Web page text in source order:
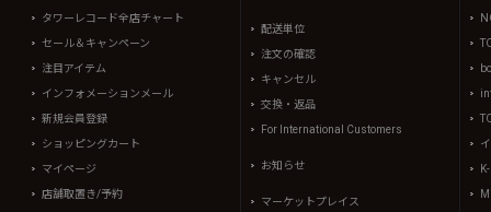
タワーレコード全店チャート
セール＆キャンペーン
注目アイテム
インフォメーションメール
新規会員登録
ショッピングカート
マイページ
店舗取置き/予約
配送単位
注文の確認
キャンセル
交換・返品
For International Customers
お知らせ
マーケットプレイス